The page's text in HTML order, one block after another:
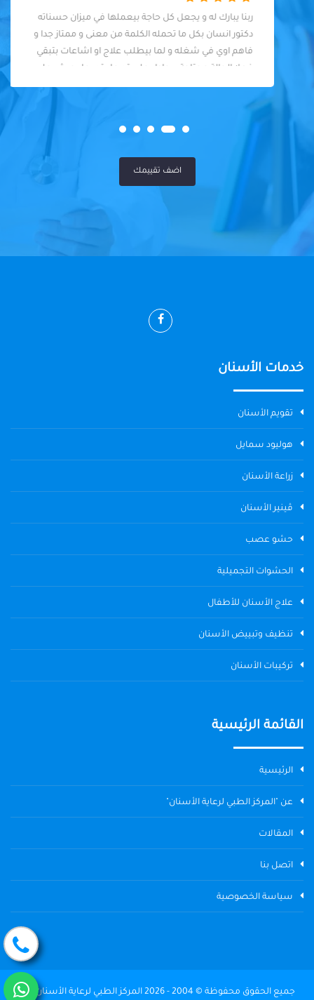
ربنا يبارك له و يجعل كل حاجة بيعملها في ميزان حسناته
دكتور انسان بكل ما تحمله الكلمة من معنى و ممتاز جدا و
فاهم اوي في شغله و لما بيطلب علاج او اشاعات بتبقي
فعلا الحالة محتاجة بيحاول علي قد ما يقدر ما يجيش علي
المريض او يكلفه كتير
اضف تقييمك
خدمات الأسنان
تقويم الأسنان
هوليود سمايل
زراعة الأسنان
ڤينير الأسنان
حشو عصب
الحشوات التجميلية
علاج الأسنان للأطفال
تنظيف وتبييض الأسنان
تركيبات الأسنان
القائمة الرئيسية
الرئيسية
عن "المركز الطبي لرعاية الأسنان"
المقالات
اتصل بنا
سياسة الخصوصية
جميع الحقوق محفوظة © 2004 - 2026 المركز الطبي لرعاية الأسنان The